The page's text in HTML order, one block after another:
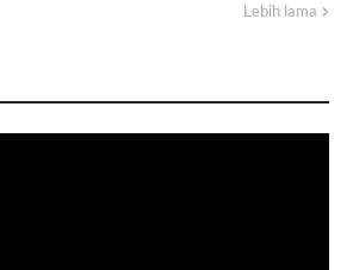
Lebih lama